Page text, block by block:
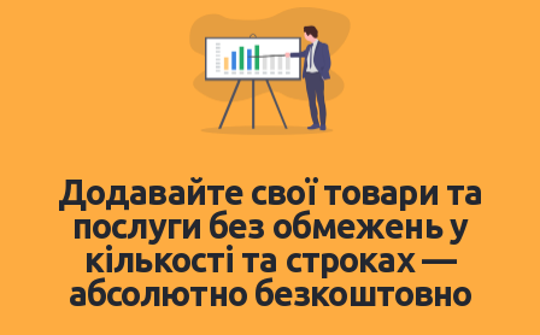
Додавайте свої товари та
послуги без обмежень у
кількості та строках —
абсолютно безкоштовно